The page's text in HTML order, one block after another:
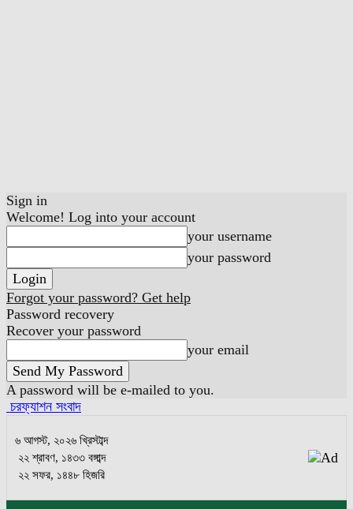
Sign in
Welcome! Log into your account
your username
your password
Forgot your password? Get help
Password recovery
Recover your password
your email
A password will be e-mailed to you.
চরফ্যাশন সংবাদ
৬ আগস্ট, ২০২৬ খ্রিস্টাব্দ
২২ শ্রাবণ, ১৪৩৩ বঙ্গাব্দ
২২ সফর, ১৪৪৮ হিজরি